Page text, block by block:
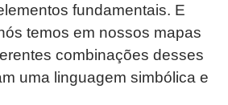
fundamentais. E
temos em nossos mapas
combinações desses
uma linguagem simbólica e